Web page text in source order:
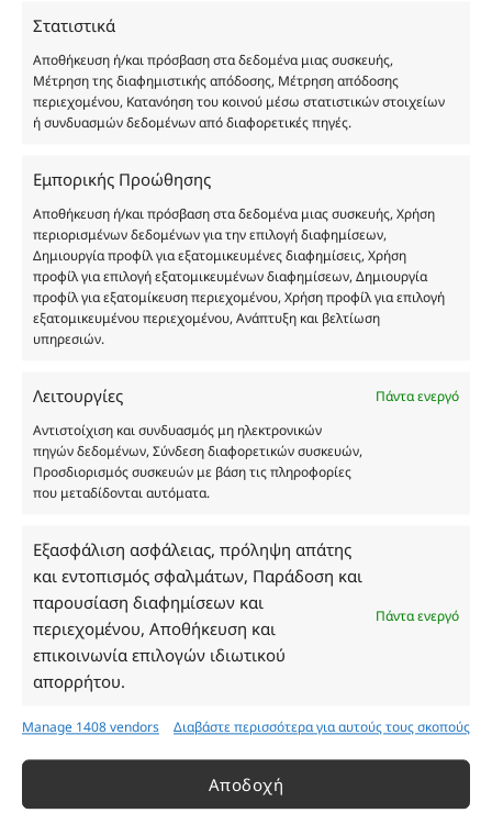
Στατιστικά
Αποθήκευση ή/και πρόσβαση στα δεδομένα μιας συσκευής,
Μέτρηση της διαφημιστικής απόδοσης, Μέτρηση απόδοσης
περιεχομένου, Κατανόηση του κοινού μέσω στατιστικών στοιχείων
ή συνδυασμών δεδομένων από διαφορετικές πηγές.
Εμπορικής Προώθησης
Αποθήκευση ή/και πρόσβαση στα δεδομένα μιας συσκευής, Χρήση
περιορισμένων δεδομένων για την επιλογή διαφημίσεων,
Δημιουργία προφίλ για εξατομικευμένες διαφημίσεις, Χρήση
προφίλ για επιλογή εξατομικευμένων διαφημίσεων, Δημιουργία
προφίλ για εξατομίκευση περιεχομένου, Χρήση προφίλ για επιλογή
εξατομικευμένου περιεχομένου, Ανάπτυξη και βελτίωση
υπηρεσιών.
Λειτουργίες
Πάντα ενεργό
Αντιστοίχιση και συνδυασμός μη ηλεκτρονικών
πηγών δεδομένων, Σύνδεση διαφορετικών συσκευών,
Προσδιορισμός συσκευών με βάση τις πληροφορίες
που μεταδίδονται αυτόματα.
Εξασφάλιση ασφάλειας, πρόληψη απάτης
και εντοπισμός σφαλμάτων, Παράδοση και
παρουσίαση διαφημίσεων και
περιεχομένου, Αποθήκευση και
επικοινωνία επιλογών ιδιωτικού
απορρήτου.
Πάντα ενεργό
Manage 1408 vendors Διαβάστε περισσότερα για αυτούς τους σκοπούς
Αποδοχή
χύμα μορφή και είναι εμπνευσμένα από τα
αντίστοιχα αυθεντικά γνωστών οίκων. Οι
ονομασίες, οι εικόνες και τα σήματα των
προϊόντων αποτελούν αναφαίρετη και
κατοχυρωμένη εμπορικά ιδιοκτησία των
Με επιφύλαξη κάθε νόμιμου δικαιώματος.
Eau de parfum
Αγίου Κωνσταντίνου 76
Τηλ. 2314 016010
ΑΦΜ 803285309
ΓΕΜΗ 193802504000
Ωράριο Καταστήματος
Δευτέρα: 08:30–16:30
Τρίτη: 08:30–16:30
Τετάρτη: 08:30–16:30
Πέμπτη: 08:30–16:30
Παρασκευή: 08:30–16:30
Σάββατο - Κυριακή: Κλειστά